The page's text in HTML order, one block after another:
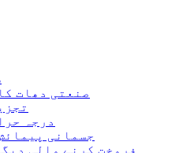
صنعتی دھات
درجہ
جسمانی
فروخت کرنے والی